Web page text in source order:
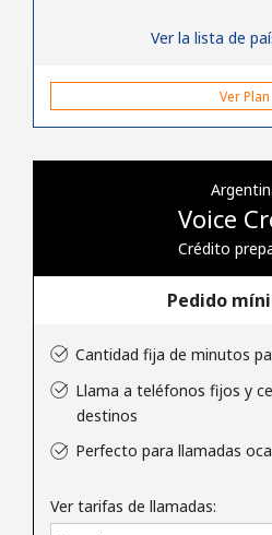
ofertas.
Únete
Inicia sesión o
Ver la lista de
Ver Plan
Voice
Crédito
Pedido
Cantidad fija de minutos
Llama a teléfonos fijos y
destinos
Perfecto para llamadas
Ver tarifas de llamadas: